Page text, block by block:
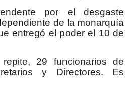
por el desgaste
de la monarquía
entregó el poder el 10 de
29 funcionarios de
y Directores. Es